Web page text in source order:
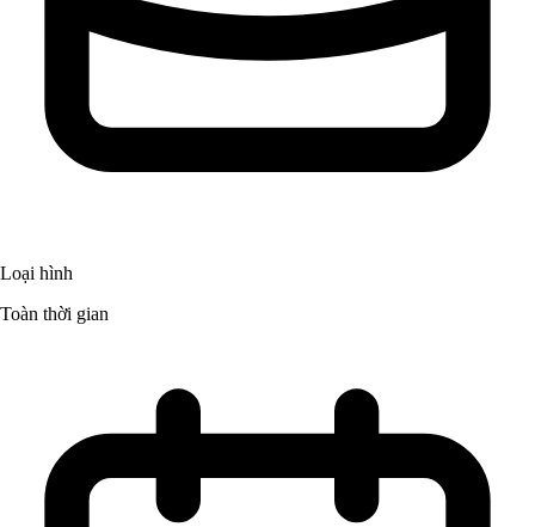
Loại hình
Toàn thời gian